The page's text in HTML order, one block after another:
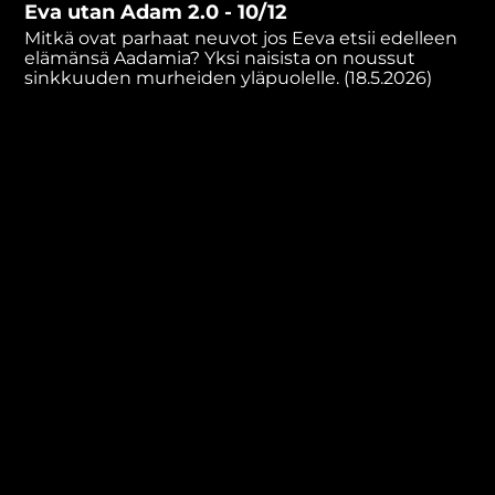
minutes,
10
seconds
Eva utan Adam 2.0 - 10/12
Mitkä ovat parhaat neuvot jos Eeva etsii edelleen
elämänsä Aadamia? Yksi naisista on noussut
sinkkuuden murheiden yläpuolelle. (18.5.2026)